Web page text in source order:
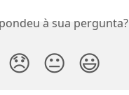
à sua pergunta?
😞 😐 😃